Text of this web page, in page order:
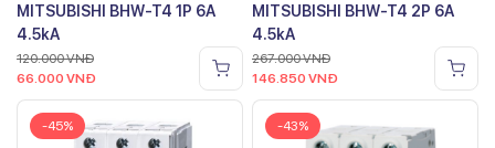
MITSUBISHI BHW-T4 1P 6A
4.5kA
120.000VNĐ
66.000 VNĐ
MITSUBISHI BHW-T4 2P 6A
4.5kA
267.000VNĐ
146.850 VNĐ
-45% -43%